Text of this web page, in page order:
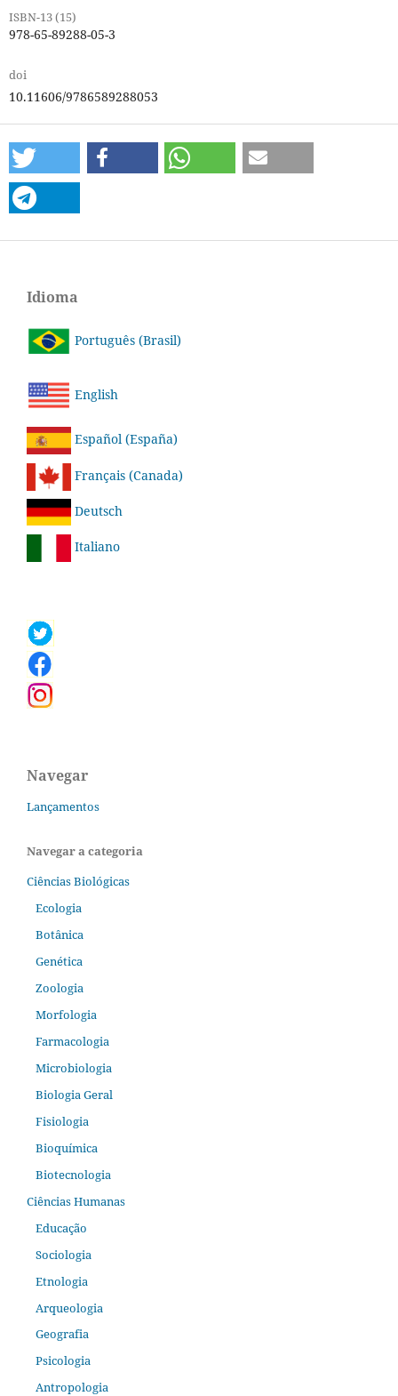
ISBN-13 (15)
978-65-89288-05-3
doi
10.11606/9786589288053
Idioma
Português (Brasil)
English
Español (España)
Français (Canada)
Deutsch
Italiano
Navegar
Lançamentos
Navegar a categoria
Ciências Biológicas
Ecologia
Botânica
Genética
Zoologia
Morfologia
Farmacologia
Microbiologia
Biologia Geral
Fisiologia
Bioquímica
Biotecnologia
Ciências Humanas
Educação
Sociologia
Etnologia
Arqueologia
Geografia
Psicologia
Antropologia